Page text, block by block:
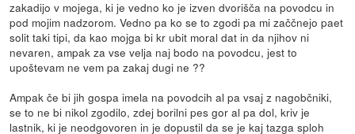
zakadijo v mojega, ki je vedno ko je izven dvorišča na povodcu in
pod mojim nadzorom. Vedno pa ko se to zgodi pa mi začčnejo paet
solit taki tipi, da kao mojga bi kr ubit moral dat in da njihov ni
nevaren, ampak za vse velja naj bodo na povodcu, jest to
upoštevam ne vem pa zakaj dugi ne ??
Ampak če bi jih gospa imela na povodcih al pa vsaj z nagobčniki,
se to ne bi nikol zgodilo, zdej borilni pes gor al pa dol, kriv je
lastnik, ki je neodgovoren in je dopustil da se je kaj tazga sploh